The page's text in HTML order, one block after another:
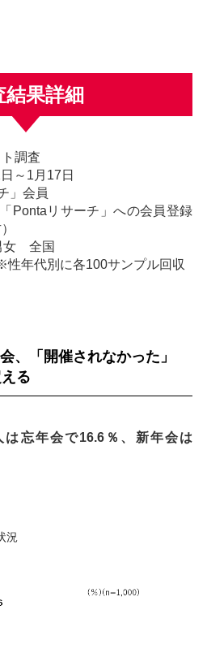
結果詳細
調査
～1月17日
」会員
リサーチ」への会員登録
女 全国
年代別に各100サンプル回収
、「開催されなかった」
る
忘年会で16.6％、新年会は
況